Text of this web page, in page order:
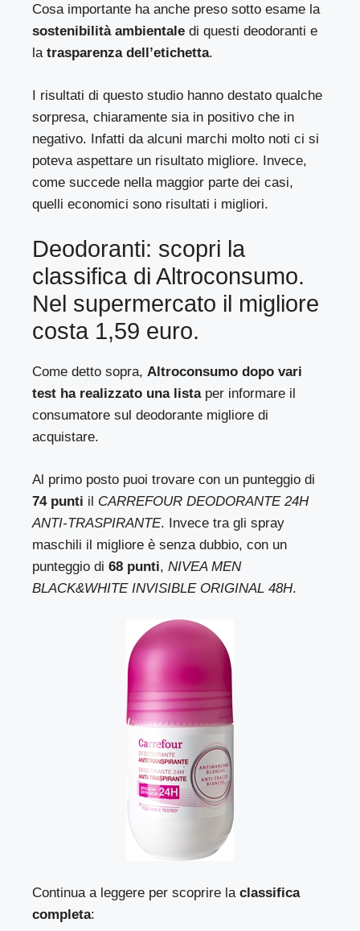
Cosa importante ha anche preso sotto esame la
sostenibilità ambientale di questi deodoranti e
latrasparenza dell’etichetta.
I risultati di questo studio hanno destato qualche
sorpresa, chiaramente sia in positivo che in
negativo. Infatti da alcuni marchi molto noti ci si
poteva aspettare un risultato migliore. Invece,
come succede nella maggior parte dei casi,
quelli economici sono risultati i migliori.
Deodoranti: scopri la
classifica di Altroconsumo.
Nel supermercato il migliore
costa 1,59 euro.
Come detto sopra,Altroconsumo dopo vari
test ha realizzato una listaper informare il
consumatore sul deodorante migliore di
acquistare.
Al primo posto puoi trovare con un punteggio di
74 punti il CARREFOUR DEODORANTE 24H
ANTI-TRASPIRANTE. Invece tra gli spray
maschili il migliore è senza dubbio, con un
punteggio di68 punti,NIVEA MEN
BLACK&WHITE INVISIBLE ORIGINAL 48H.
Continua a leggere per scoprire laclassifica
completa: